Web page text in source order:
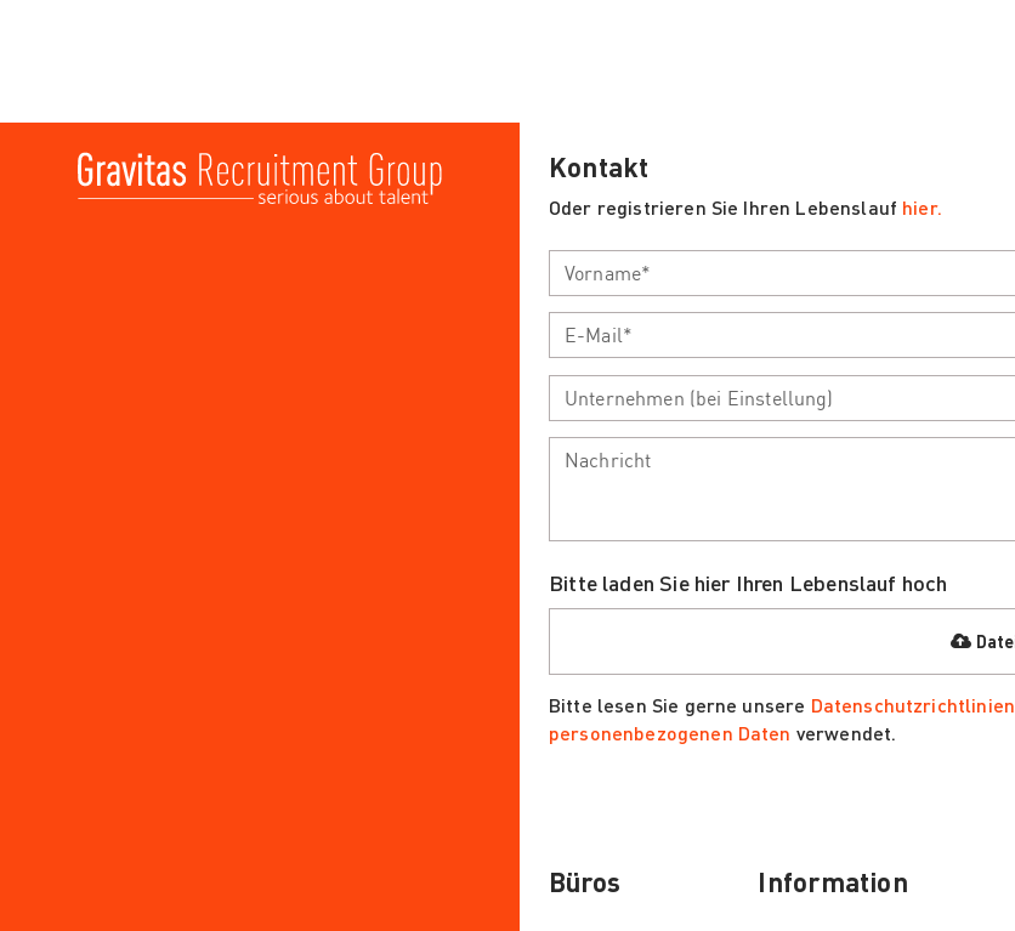
Kontakt
Oder registrieren Sie Ihren Lebenslauf hier.
Bitte laden Sie hier Ihren Lebenslauf hoch
Bitte lesen Sie gerne unsere Datenschutzrichtlinien
personenbezogenen Daten verwendet.
Büros Information